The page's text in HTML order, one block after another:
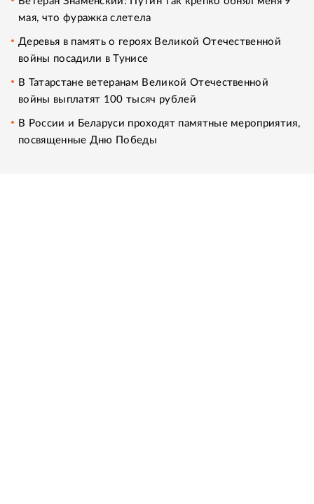
мая, что фуражка слетела
Деревья в память о героях Великой Отечественной
войны посадили в Тунисе
В Татарстане ветеранам Великой Отечественной
войны выплатят 100 тысяч рублей
В России и Беларуси проходят памятные мероприятия,
посвященные Дню Победы